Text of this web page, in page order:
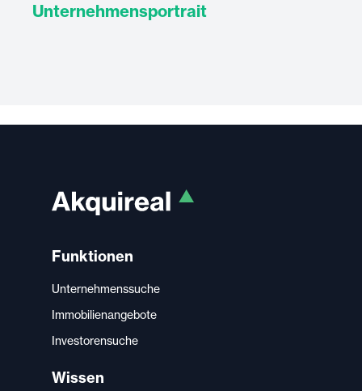
Unternehmensportrait
Funktionen
Unternehmenssuche
Immobilienangebote
Investorensuche
Wissen